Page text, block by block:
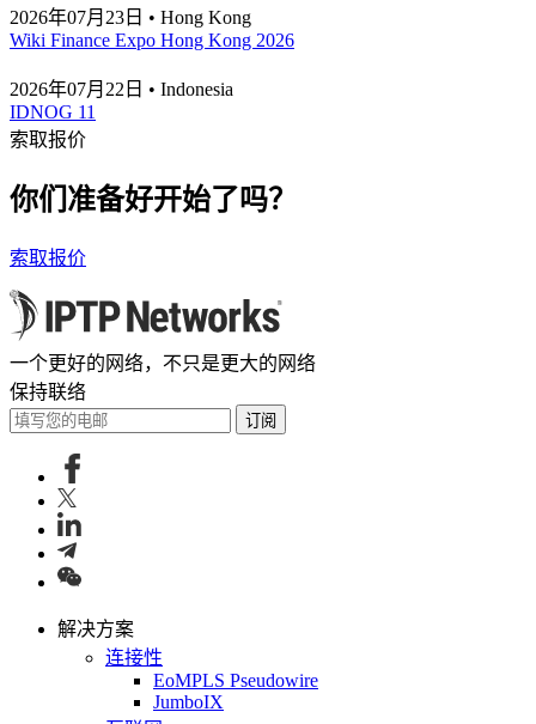
2026年07月23日 • Hong Kong
Wiki Finance Expo Hong Kong 2026
2026年07月22日 • Indonesia
IDNOG 11
索取报价
你们准备好开始了吗？
索取报价
一个更好的网络，不只是更大的网络
保持联络
订阅
解决方案
连接性
EoMPLS Pseudowire
JumboIX